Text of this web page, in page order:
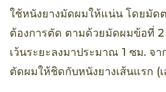
ใช้หนังยางมัดผมให้แน่น โดยมัดต
ต้องการตัด ตามด้วยมัดผมข้อที่ 2
เว้นระยะลงมาประมาณ 1 ซม. จา
ตัดผมให้ชิดกับหนังยางเส้นแรก (